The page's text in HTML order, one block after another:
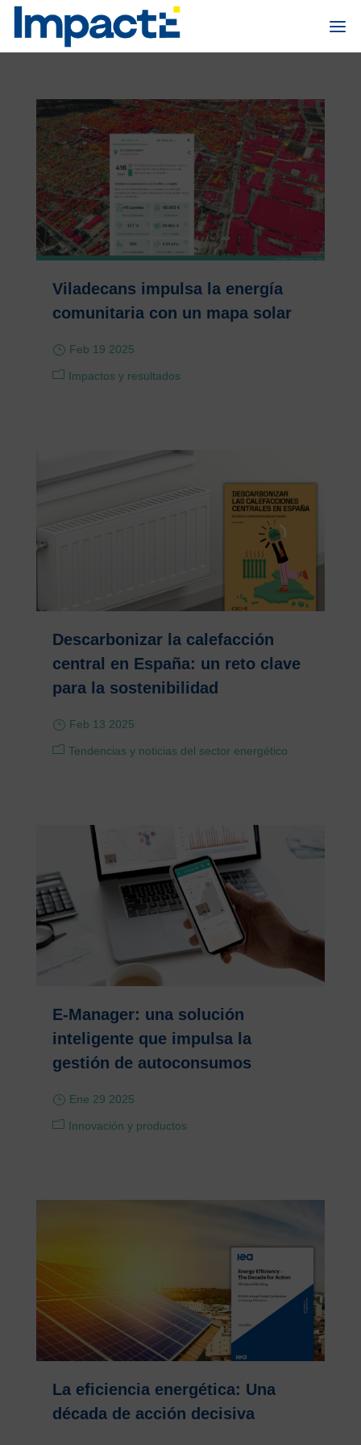
Viladecans impulsa la energía
comunitaria con un mapa solar
Feb 19 2025
Impactos y resultados
Descarbonizar la calefacción
central en España: un reto clave
para la sostenibilidad
Feb 13 2025
Tendencias y noticias del sector energético
E-Manager: una solución
inteligente que impulsa la
gestión de autoconsumos
Ene 29 2025
Innovación y productos
La eficiencia energética: Una
década de acción decisiva